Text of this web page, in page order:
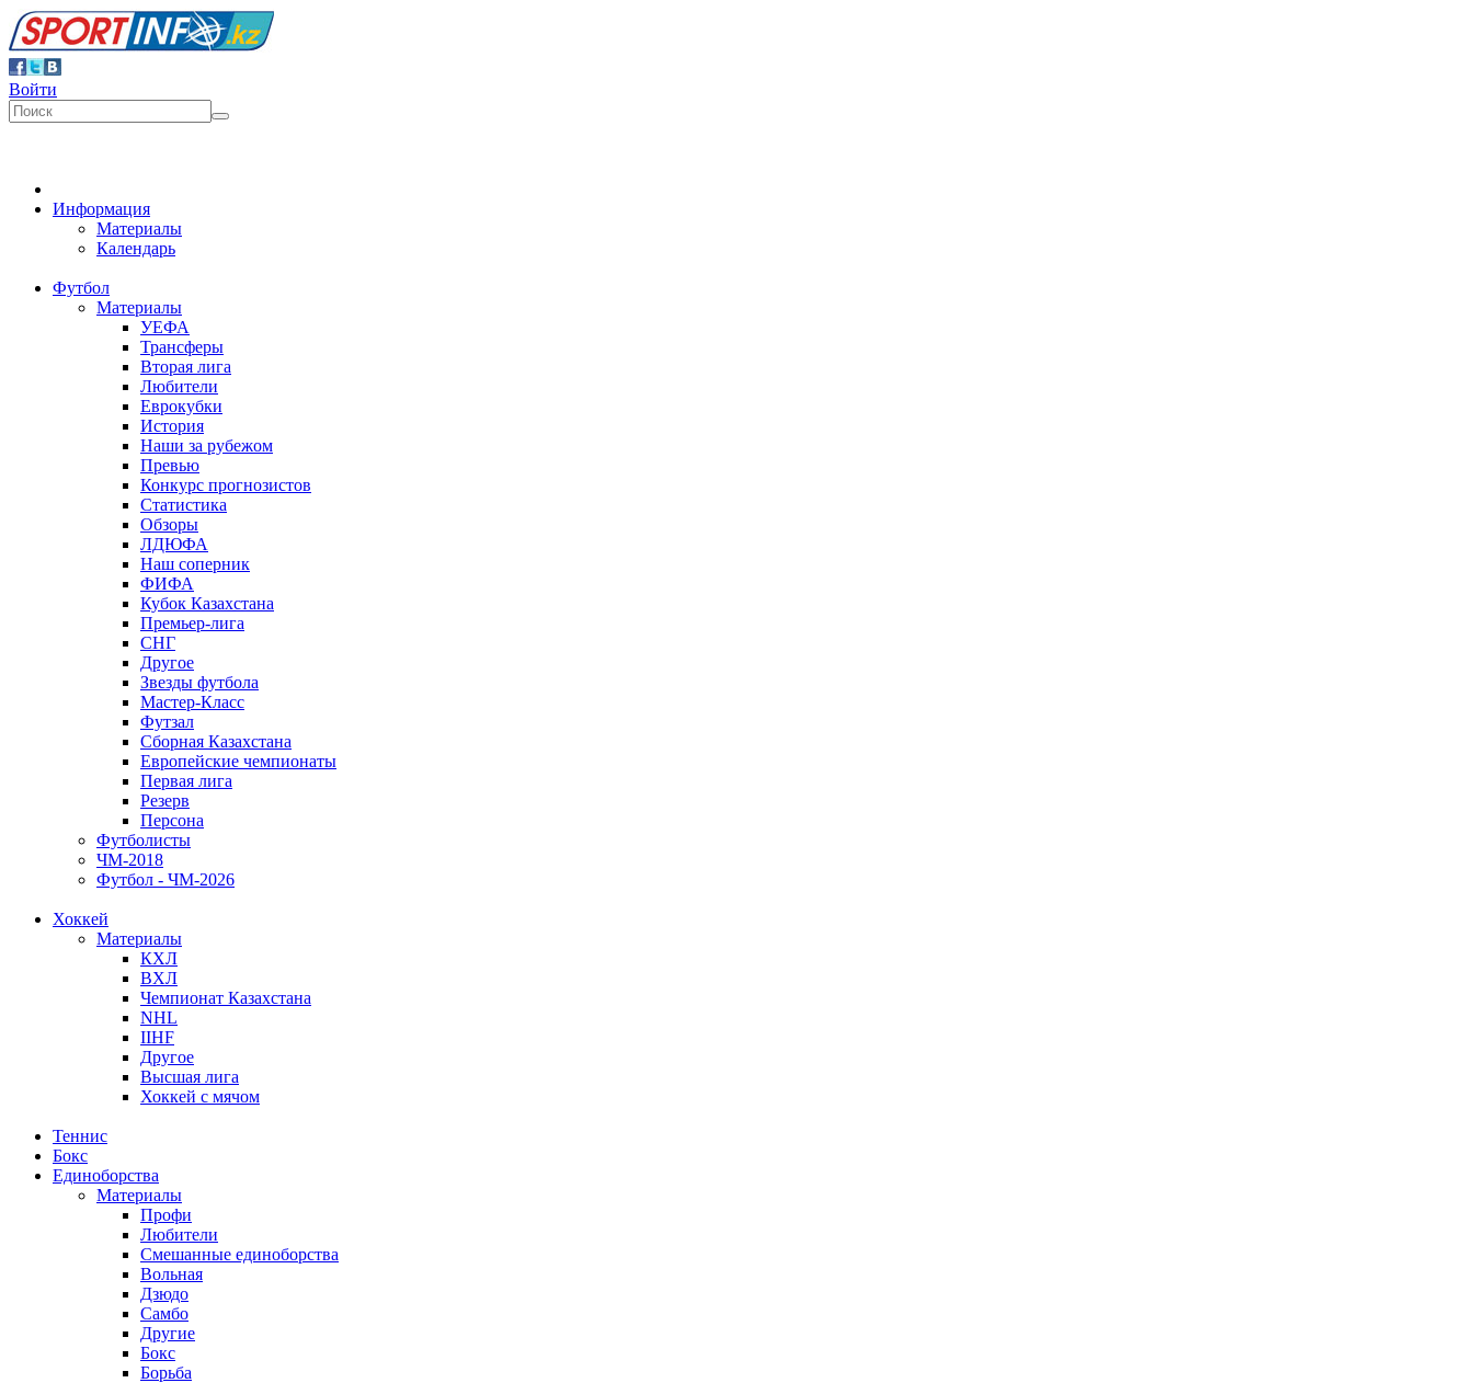
Войти
Информация
Материалы
Календарь
Футбол
Материалы
УЕФА
Трансферы
Вторая лига
Любители
Еврокубки
История
Наши за рубежом
Превью
Конкурс прогнозистов
Статистика
Обзоры
ЛДЮФА
Наш соперник
ФИФА
Кубок Казахстана
Премьер-лига
СНГ
Другое
Звезды футбола
Мастер-Класс
Футзал
Сборная Казахстана
Европейские чемпионаты
Первая лига
Резерв
Персона
Футболисты
ЧМ-2018
Футбол - ЧМ-2026
Хоккей
Материалы
КХЛ
ВХЛ
Чемпионат Казахстана
NHL
IIHF
Другое
Высшая лига
Хоккей с мячом
Теннис
Бокс
Единоборства
Материалы
Профи
Любители
Смешанные единоборства
Вольная
Дзюдо
Самбо
Другие
Бокс
Борьба